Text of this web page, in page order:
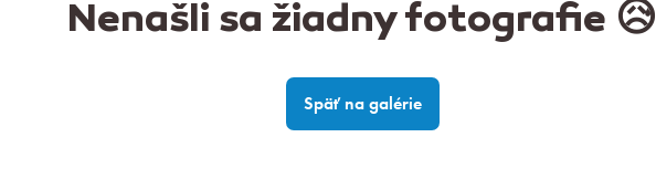
Nenašli sa žiadny fotografie 😥
Späť na galérie